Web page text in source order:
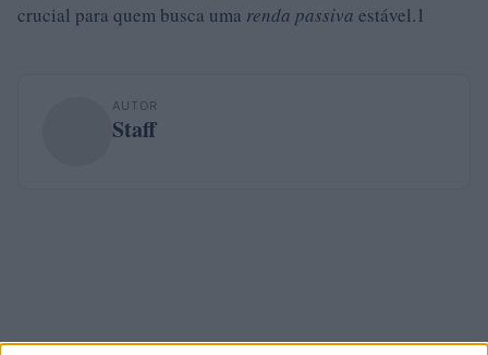
crucial para quem busca uma renda passiva estável.1
AUTOR
Staff